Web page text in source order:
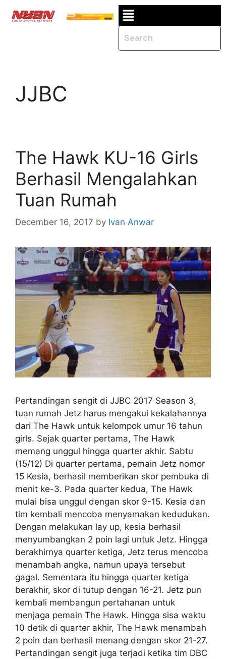
JJBC
The Hawk KU-16 Girls
Berhasil Mengalahkan
Tuan Rumah
December 16, 2017 by Ivan Anwar
Pertandingan sengit di JJBC 2017 Season 3,
tuan rumah Jetz harus mengakui kekalahannya
dari The Hawk untuk kelompok umur 16 tahun
girls. Sejak quarter pertama, The Hawk
memang unggul hingga quarter akhir. Sabtu
(15/12) Di quarter pertama, pemain Jetz nomor
15 Kesia, berhasil memberikan skor pembuka di
menit ke-3. Pada quarter kedua, The Hawk
mulai bisa unggul dengan skor 9-15. Kesia dan
tim kembali mencoba menyamakan kedudukan.
Dengan melakukan lay up, kesia berhasil
menyumbangkan 2 poin lagi untuk Jetz. Hingga
berakhirnya quarter ketiga, Jetz terus mencoba
menambah angka, namun upaya tersebut
gagal. Sementara itu hingga quarter ketiga
berakhir, skor di tutup dengan 16-21. Jetz pun
kembali membangun pertahanan untuk
menjaga pemain The Hawk. Hingga sisa waktu
10 detik di quarter akhir, The Hawk menambah
2 poin dan berhasil menang dengan skor 21-27.
Pertandingan sengit juga terjadi ketika tim DBC